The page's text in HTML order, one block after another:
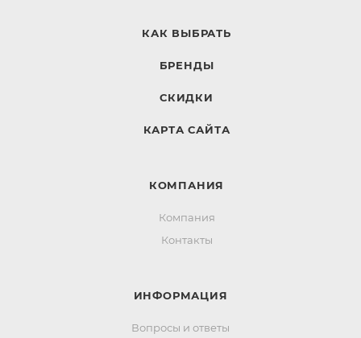
КАК ВЫБРАТЬ
БРЕНДЫ
СКИДКИ
КАРТА САЙТА
КОМПАНИЯ
Компания
Контакты
ИНФОРМАЦИЯ
Вопросы и ответы